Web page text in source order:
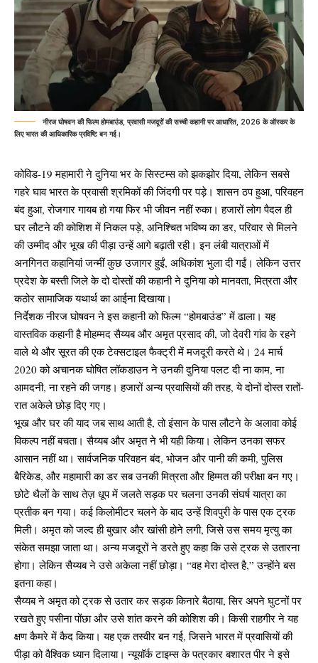
नीरज घोषवन की फिल्म होमबाउंड, प्रवासी मजदूरों की सच्ची कहानी पर आधारित, 2026 के ऑस्कर के
लिए भारत की आधिकारिक प्रविष्टि बन गई।
कोविड-19 महामारी ने दुनिया भर के सिस्टम्स को झकझोर दिया, लेकिन सबसे
गहरे घाव भारत के प्रवासी श्रमिकों की जिंदगी पर पड़े। शासन ठप हुआ, परिवहन
बंद हुआ, रोजगार गायब हो गया फिर भी जीवन नहीं रुका। हजारों लोग पैदल ही
घर लौटने की कोशिश में निकल पड़े, अनिश्चित भविष्य का डर, परिवार से मिलने
की उम्मीद और भूख की पीड़ा उन्हें आगे बढ़ाती रही। इन लंबी यात्राओं में
अनगिनत कहानियां जन्मीं कुछ उजागर हुईं, अधिकांश भुला दी गईं। लेकिन उत्तर
प्रदेश के बस्ती जिले के दो दोस्तों की कहानी ने दुनिया को मानवता, मित्रता और
कठोर सामाजिक यथार्थ का आईना दिखाया।
निर्देशक नीरज घोषवन ने इस कहानी को फिल्म “होमबाउंड” में ढाला। यह
वास्तविक कहानी है मोहम्मद सैय्यब और अमृत प्रसाद की, जो देवरी गांव के रहने
वाले थे और सूरत की एक टेक्सटाइल फैक्ट्री में मजदूरी करते थे। 24 मार्च
2020 को अचानक घोषित लॉकडाउन ने उनकी दुनिया पलट दी ना काम, ना
आमदनी, ना रहने की जगह। हजारों अन्य प्रवासियों की तरह, ये दोनों दोस्त रातों-
रात अकेले छोड़ दिए गए।
भूख और घर की याद जब साथ आती है, तो इंसान के पास लौटने के अलावा कोई
विकल्प नहीं बचता। सैय्यब और अमृत ने भी यही किया। लेकिन उनका सफर
आसान नहीं था। सार्वजनिक परिवहन बंद, भोजन और पानी की कमी, पुलिस
बैरिकेड, और महामारी का डर सब उनकी मित्रता और हिम्मत की परीक्षा बन गए।
छोटे थैलों के साथ तेज़ धूप में जलते सड़क पर चलना उनकी संघर्ष यात्रा का
प्रतीक बन गया। कई किलोमीटर चलने के बाद उन्हें शिवपुरी के पास एक ट्रक
मिली। अमृत को जल्द ही बुखार और खांसी होने लगी, जिसे उस समय मृत्यु का
संकेत समझा जाता था। अन्य मजदूरों ने डरते हुए कहा कि उसे ट्रक से उतारना
होगा। लेकिन सैय्यब ने उसे अकेला नहीं छोड़ा। “वह मेरा दोस्त है,” उन्होंने बस
इतना कहा।
सैय्यब ने अमृत को ट्रक से उतार कर सड़क किनारे बैठाया, सिर अपने घुटनों पर
रखते हुए पसीना पोंछा और उसे शांत करने की कोशिश की। किसी राहगीर ने यह
क्षण कैमरे में कैद किया। यह एक तस्वीर बन गई, जिसने भारत में प्रवासियों की
पीड़ा को वैश्विक ध्यान दिलाया। न्यूयॉर्क टाइम्स के पत्रकार बशारत पीर ने इसे